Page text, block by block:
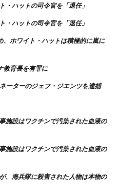
・ハットの司令官を「退任」
・ハットの司令官を「退任」
、ホワイト・ハットは積極的に嵐に
教育長を有罪に
ーターのジェフ・ジエンツを逮捕
施設はワクチンで汚染された血液の
施設はワクチンで汚染された血液の
、海兵隊に殺害された人物は本物の